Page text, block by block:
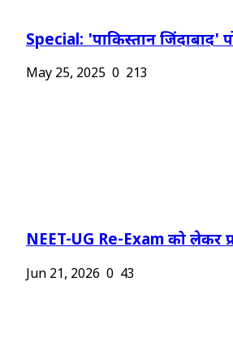
Special: 'पाकिस्तान जिंदाबाद'
May 25, 2025 0 213
NEET-UG Re-Exam को लेकर
Jun 21, 2026 0 43